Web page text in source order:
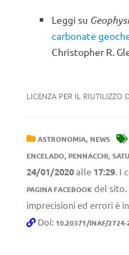
Leggi su
carbonate
Christopher R.
LICENZA PER IL RIUTILIZZO
ASTRONOMIA, NEWS
ENCELADO, PENNACCHI,
24/01/2020alle 17:29. I
PAGINA FACEBOOK del sito.
imprecisioni ed errori è
Doi: 10.20371/INAF/